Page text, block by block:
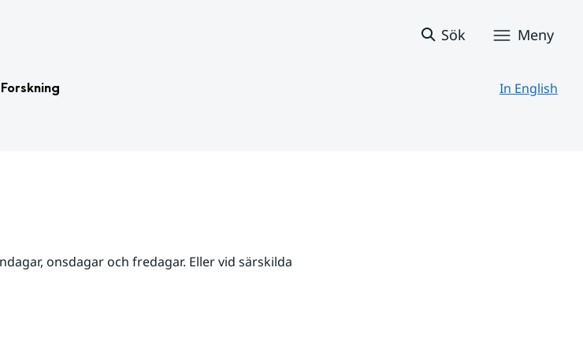
Sök Meny
Forskning In English
onsdagar och fredagar. Eller vid särskilda